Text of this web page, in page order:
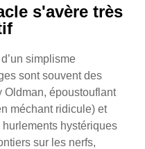
s'avère très
simplisme
sont souvent des
Oldman, époustouflant
méchant ridicule) et
hystériques
sur les nerfs,